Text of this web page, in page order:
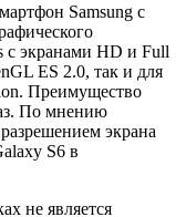
Samsung с
с экранами HD и Full
ES 2.0, так и для
Преимущество
По мнению
экрана
S6 в
не является